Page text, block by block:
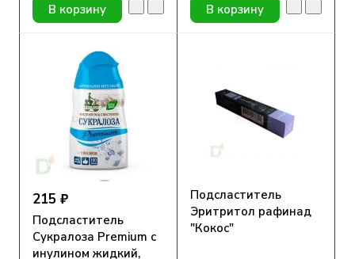
В корзину В корзину
215 ₽
Подсластитель
Сукралоза Premium с
инулином жидкий,
Подсластитель
Эритритол рафинад
"Кокос"